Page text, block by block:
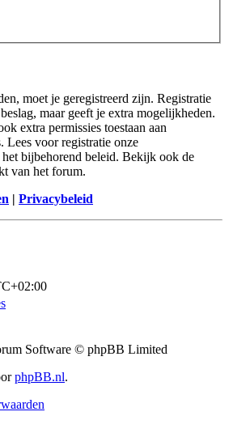
moet je geregistreerd zijn. Registratie
maar geeft je extra mogelijkheden.
extra permissies toestaan aan
Lees voor registratie onze
bijbehorend beleid. Bekijk ook de
van het forum.
| Privacybeleid
Software © phpBB Limited
phpBB.nl.